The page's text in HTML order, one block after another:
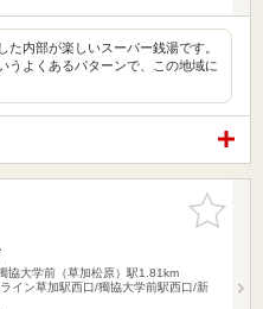
た内部が楽しいスーパー銭湯です。
うよくあるパターンで、この地域に
お気に入
りに追加
協大学前（草加松原）駅1.81km
イン草加駅西口/獨協大学前駅西口/新